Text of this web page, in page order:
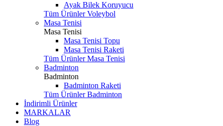
Ayak Bilek Koruyucu
Tüm Ürünler Voleybol
Masa Tenisi
Masa Tenisi
Masa Tenisi Topu
Masa Tenisi Raketi
Tüm Ürünler Masa Tenisi
Badminton
Badminton
Badminton Raketi
Tüm Ürünler Badminton
İndirimli Ürünler
MARKALAR
Blog